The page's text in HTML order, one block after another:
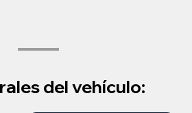
del vehículo: